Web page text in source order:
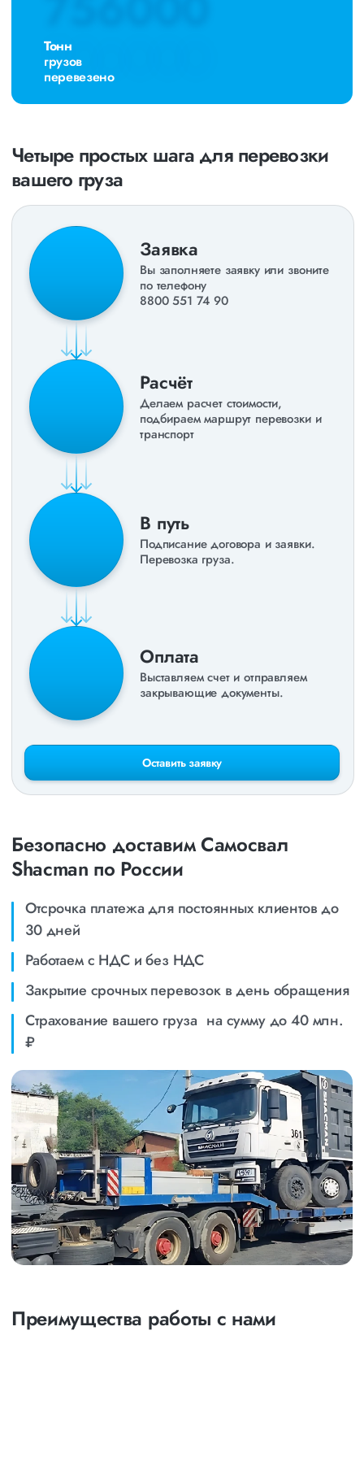
Тонн
грузов
перевезено
Четыре простых шага для перевозки
вашего груза
Заявка
Вы заполняете заявку или звоните
по телефону
8800 551 74 90
Расчёт
Делаем расчет стоимости,
подбираем маршрут перевозки и
транспорт
В путь
Подписание договора и заявки.
Перевозка груза.
Оплата
Выставляем счет и отправляем
закрывающие документы.
Оставить заявку
Безопасно доставим Самосвал
Shacman по России
Отсрочка платежа для постоянных клиентов до
30 дней
Работаем с НДС и без НДС
Закрытие срочных перевозок в день обращения
Страхование вашего груза на сумму до 40 млн.
₽
Преимущества работы с нами